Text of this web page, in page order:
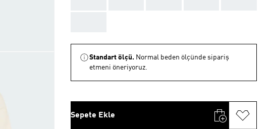
Standart ölçü. Normal beden ölçünde sipariş
etmeni öneriyoruz.
Sepete Ekle